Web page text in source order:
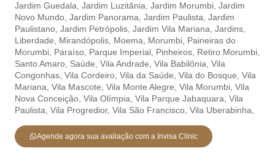
Jardim Guedala, Jardim Luzitânia, Jardim Morumbi, Jardim
Novo Mundo, Jardim Panorama, Jardim Paulista, Jardim
Paulistano, Jardim Petrópolis, Jardim Vila Mariana, Jardins,
Liberdade, Mirandópolis, Moema, Morumbi, Paineiras do
Morumbi, Paraíso, Parque Imperial, Pinheiros, Retiro Morumbi,
Santo Amaro, Saúde, Vila Andrade, Vila Babilônia, Vila
Congonhas, Vila Cordeiro, Vila da Saúde, Vila do Bosque, Vila
Mariana, Vila Mascote, Vila Monte Alegre, Vila Morumbi, Vila
Nova Conceição, Vila Olímpia, Vila Parque Jabaquara, Vila
Paulista, Vila Progredior, Vila São Francisco, Vila Uberabinha,
Agende agora sua avaliação com a Invisa Clinic